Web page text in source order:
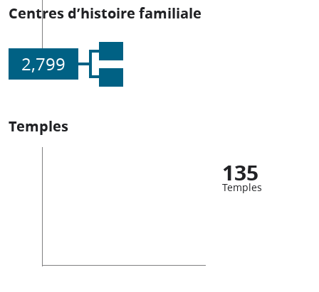
Centres d’histoire familiale
2,799
Temples
135
Temples